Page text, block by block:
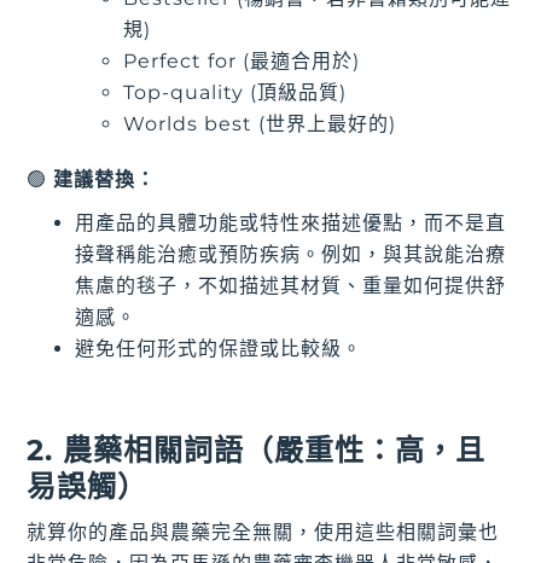
規)
Perfect for (最適合用於)
Top-quality (頂級品質)
Worlds best (世界上最好的)
🟢 建議替換：
用產品的具體功能或特性來描述優點，而不是直
接聲稱能治癒或預防疾病。例如，與其說能治療
焦慮的毯子，不如描述其材質、重量如何提供舒
適感。
避免任何形式的保證或比較級。
2. 農藥相關詞語（嚴重性：高，且
易誤觸）
就算你的產品與農藥完全無關，使用這些相關詞彙也